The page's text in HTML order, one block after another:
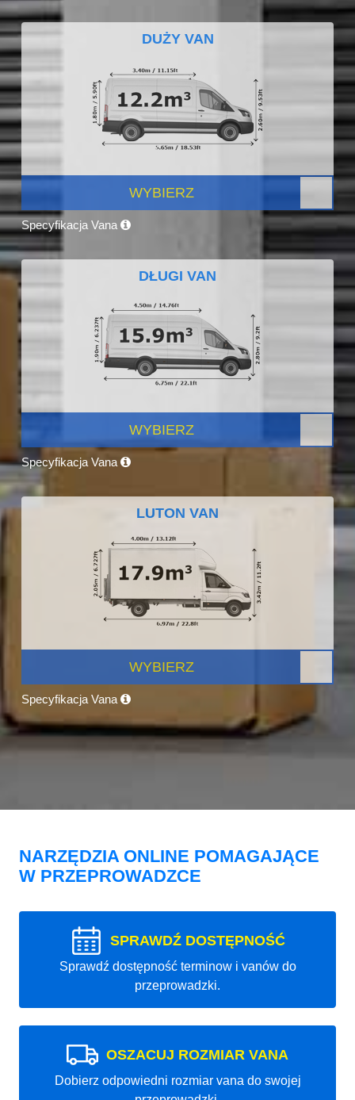
DUŻY VAN
WYBIERZ
Specyfikacja Vana
DŁUGI VAN
WYBIERZ
Specyfikacja Vana
LUTON VAN
WYBIERZ
Specyfikacja Vana
NARZĘDZIA ONLINE POMAGAJĄCE
W PRZEPROWADZCE
SPRAWDŹ DOSTĘPNOŚĆ
Sprawdź dostępność terminow i vanów do
przeprowadzki.
OSZACUJ ROZMIAR VANA
Dobierz odpowiedni rozmiar vana do swojej